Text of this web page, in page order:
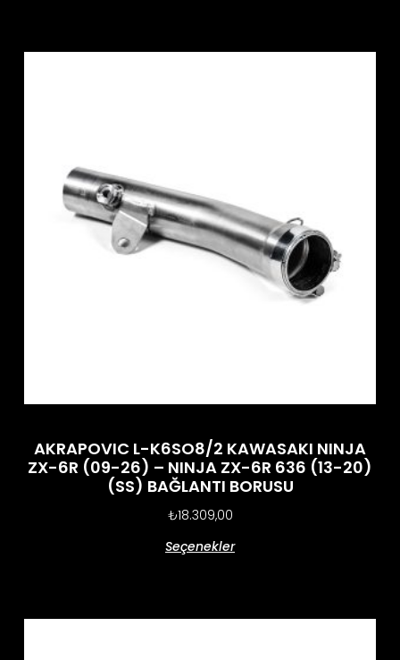
AKRAPOVIC L-K6SO8/2 KAWASAKI NINJA
ZX-6R (09-26) – NINJA ZX-6R 636 (13-20)
(SS) BAĞLANTI BORUSU
₺18.309,00
Seçenekler